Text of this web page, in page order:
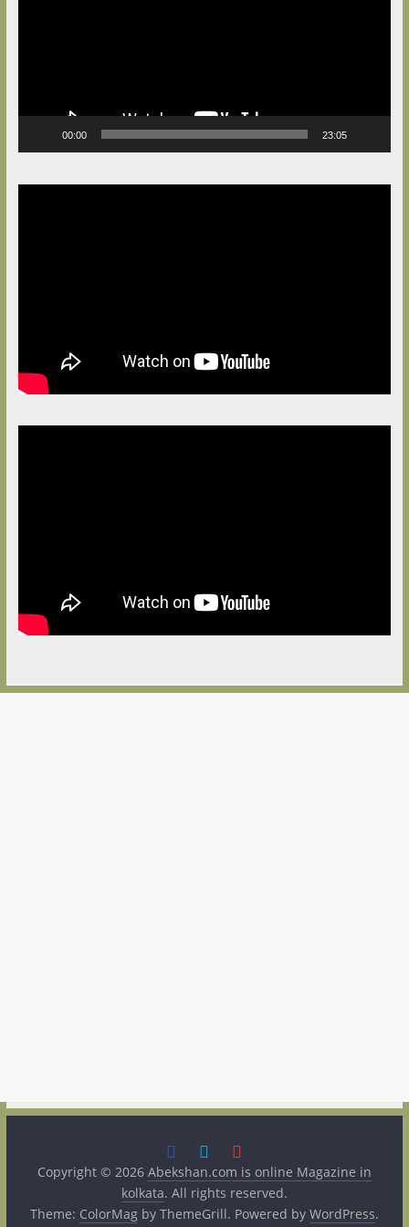
00:00 23:05
Copyright © 2026 Abekshan.com is online Magazine in
kolkata. All rights reserved.
Theme: ColorMagby ThemeGrill. Powered by WordPress.